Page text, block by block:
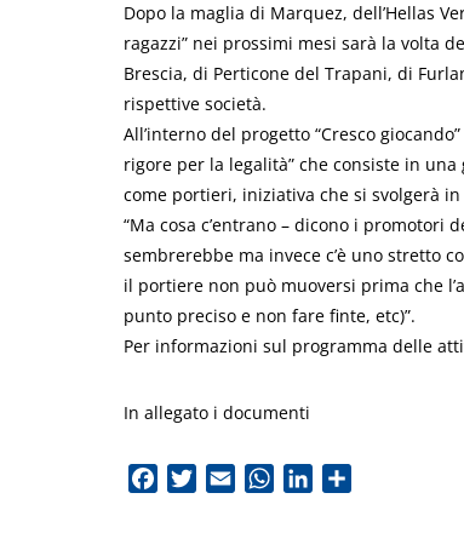
Dopo la maglia di Marquez, dell’Hellas
ragazzi” nei prossimi mesi sarà la volta
Brescia, di Perticone del Trapani, di
rispettive società.
All’interno del progetto “Cresco
rigore per la legalità” che consiste in
come portieri, iniziativa che si svolgerà
“Ma cosa c’entrano – dicono i promotori
sembrerebbe ma invece c’è uno stretto
il portiere non può muoversi prima che
punto preciso e non fare finte, etc)”.
Per informazioni sul programma delle
In allegato i documenti
FacebookTwitterEmail WhatsApp
LinkedIn